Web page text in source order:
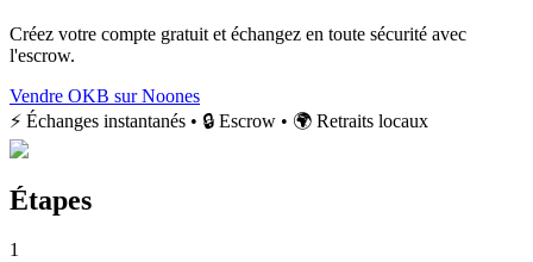
Créez votre compte gratuit et échangez en toute sécurité avec
l'escrow.
Vendre OKB sur Noones
⚡ Échanges instantanés • 🔒 Escrow • 🌍 Retraits locaux
Étapes
1